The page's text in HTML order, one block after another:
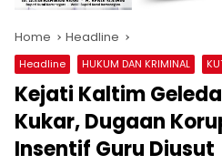
Home Headline
Headline HUKUM DAN KRIMINAL
Kejati Kaltim
Kukar, Dugaan
Insentif Guru Diusut